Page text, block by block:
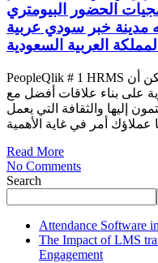
الحضور البيومتري
خبر سودي عربية
المملكة العربية السعودية
PeopleQlik # 1 HRMS في المملكة العربية السعودية يمكن أن
على بناء علاقات أفضل مع
إليها والثقافة التي يعمل
Read More
No Comments
Search
Attendance Software
The Impact of LMS
Engagement